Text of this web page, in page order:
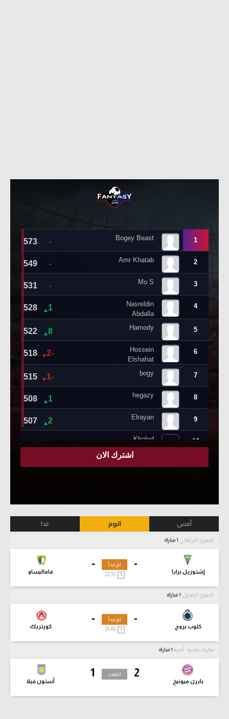
أمس اليوم غدا
الدوري البرتغالي
-
إشتوريل برايا
-
فاماليساو
لم تبدأ
22:15
الدوري البلجيكي
-
كلوب بروج
-
كورتريك
لم تبدأ
21:45
مباريات ودية - أندية
2
بايرن ميونيخ
1
أستون فيلا
انتهت